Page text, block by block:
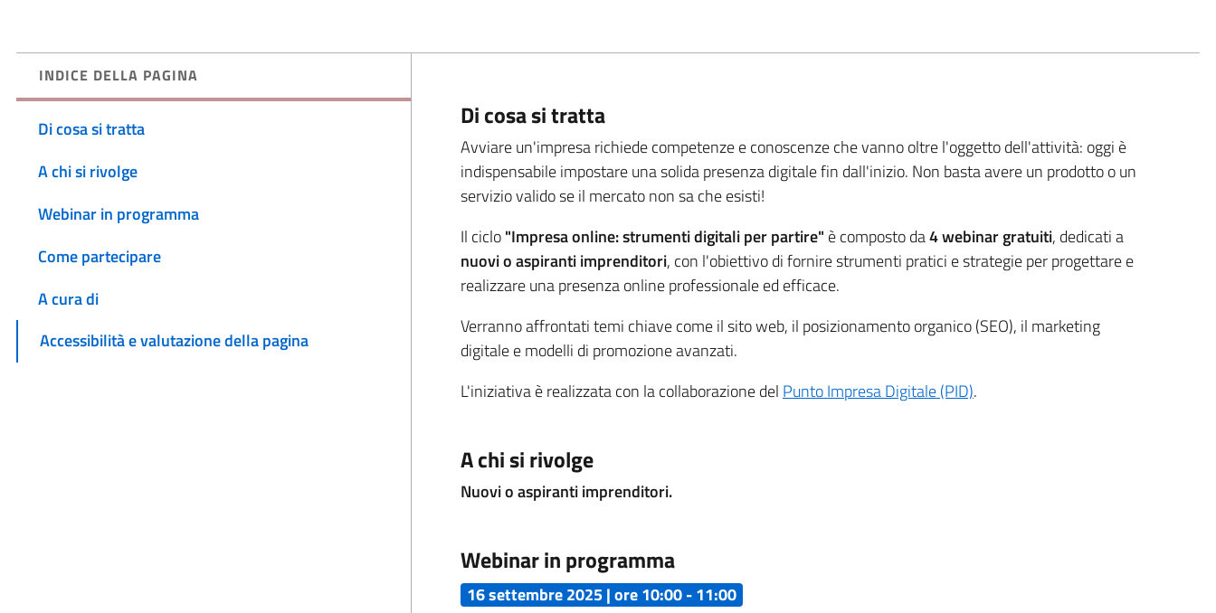
INDICE DELLA PAGINA
Di cosa si tratta
A chi si rivolge
Webinar in programma
Come partecipare
A cura di
Accessibilità e valutazione della pagina
Di cosa si tratta
Avviare un'impresa richiede competenze e conoscenze che vanno oltre l'oggetto dell'attività: oggi è
indispensabile impostare una solida presenza digitale fin dall'inizio. Non basta avere un prodotto o un
servizio valido se il mercato non sa che esisti!
Il ciclo"Impresa online: strumenti digitali per partire" è composto da4 webinar gratuiti, dedicati a
nuovi o aspiranti imprenditori, con l'obiettivo di fornire strumenti pratici e strategie per progettare e
realizzare una presenza online professionale ed efficace.
Verranno affrontati temi chiave come il sito web, il posizionamento organico (SEO), il marketing
digitale e modelli di promozione avanzati.
L'iniziativa è realizzata con la collaborazione del Punto Impresa Digitale (PID).
A chi si rivolge
Nuovi o aspiranti imprenditori.
Webinar in programma
16 settembre 2025 | ore 10:00 - 11:00